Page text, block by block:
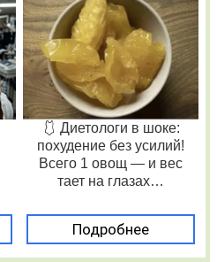
🩱 Диетологи в шоке:
похудение без усилий!
Всего 1 овощ — и вес
тает на глазах…
Подробнее